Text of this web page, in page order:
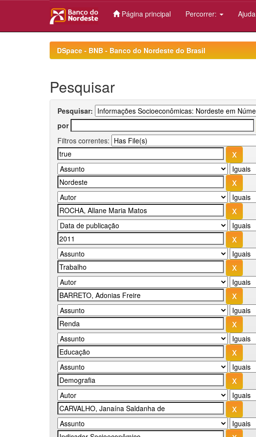
Página principal Percorrer: Ajuda
DSpace - BNB - Banco do Nordeste do Brasil
Pesquisar
Pesquisar:
por
Filtros correntes: